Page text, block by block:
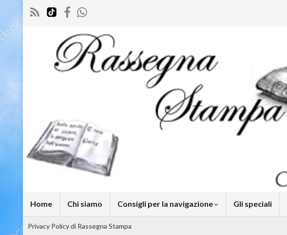
Home Chi siamo Consigli per la navigazione Gli speciali
Privacy Policy di Rassegna Stampa